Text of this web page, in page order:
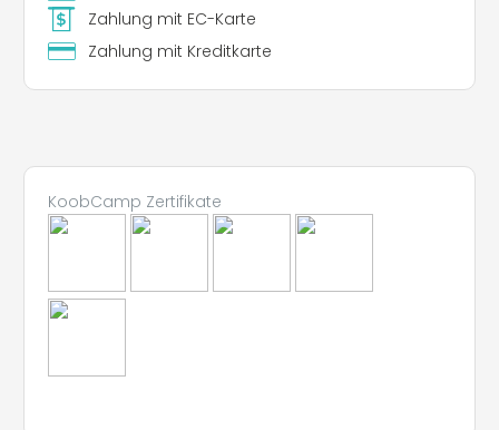
Zahlung mit EC-Karte
Zahlung mit Kreditkarte
KoobCamp Zertifikate